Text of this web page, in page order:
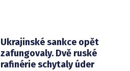
Ukrajinské sankce opět
zafungovaly. Dvě ruské
rafinérie schytaly úder